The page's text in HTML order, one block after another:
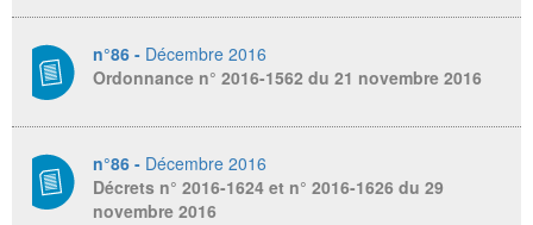
n°86 - Décembre 2016
Ordonnance n° 2016-1562 du 21 novembre 2016
n°86 - Décembre 2016
Décrets n° 2016-1624 et n° 2016-1626 du 29
novembre 2016